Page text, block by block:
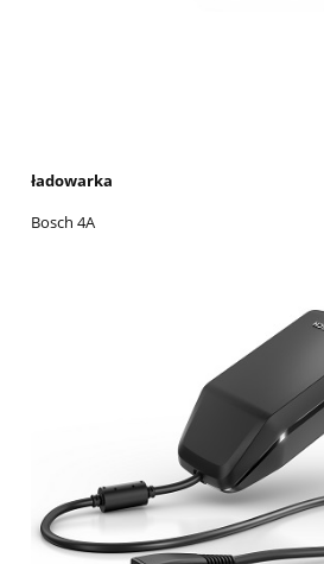
ładowarka
Bosch 4A